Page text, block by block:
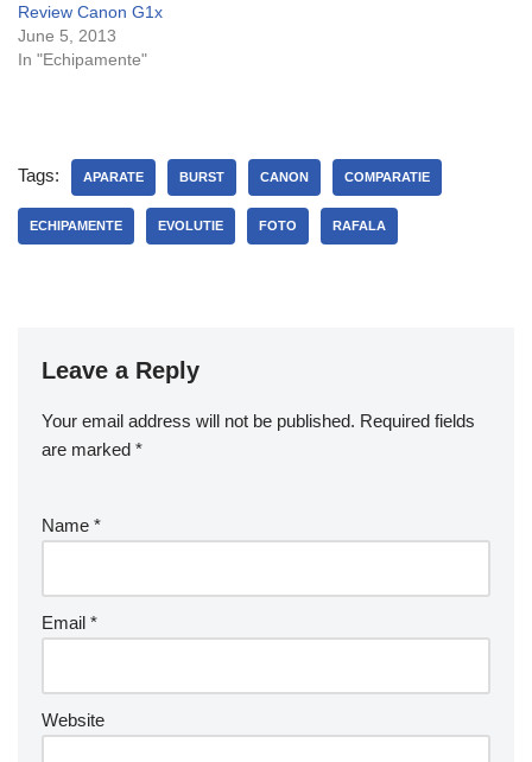
Review Canon G1x
June 5, 2013
In "Echipamente"
Tags: APARATE BURST CANON COMPARATIE
ECHIPAMENTE EVOLUTIE FOTO RAFALA
Leave a Reply
Your email address will not be published. Required fields
are marked *
Name *
Email *
Website